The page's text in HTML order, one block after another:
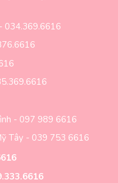
034.369.6616
- 097 989 6616
Tây - 039 753 6616